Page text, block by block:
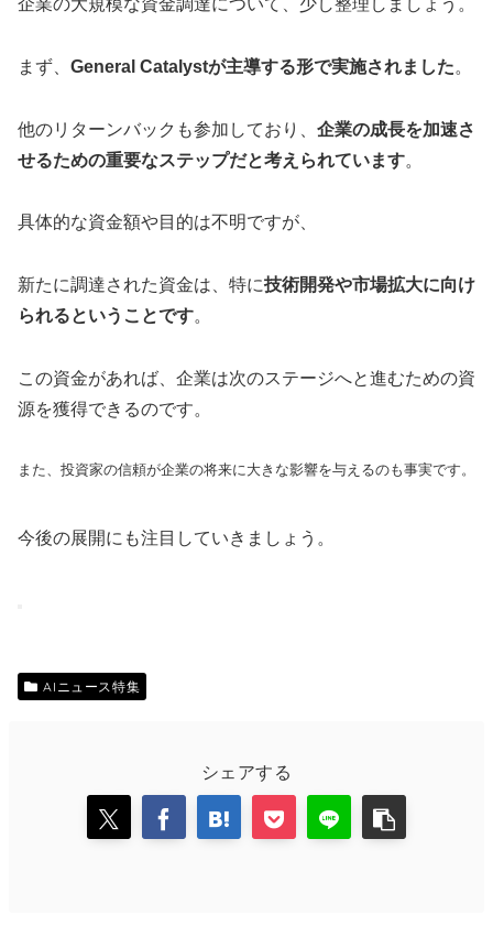
企業の大規模な資金調達について、少し整理しましょう。
まず、 General Catalystが主導する形で実施されました。
他のリターンバックも参加しており、 企業の成長を加速さ
せるための重要なステップだと考えられています。
具体的な資金額や目的は不明ですが、
新たに調達された資金は、特に技術開発や市場拡大に向け
られるということです。
この資金があれば、企業は次のステージへと進むための資
源を獲得できるのです。
また、投資家の信頼が企業の将来に大きな影響を与えるのも事実です。
今後の展開にも注目していきましょう。
AIニュース特集
シェアする